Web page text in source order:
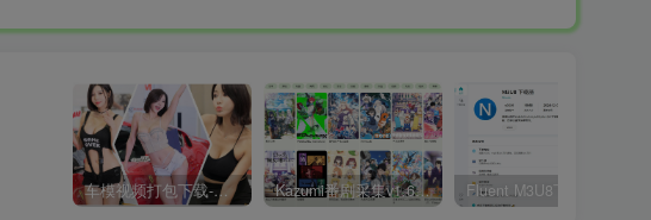
车模视频打包下载-高清无水印版 Kazumi番剧采集v1.6.9：支持自定义规则+在线观看+弹幕，跨平台下载